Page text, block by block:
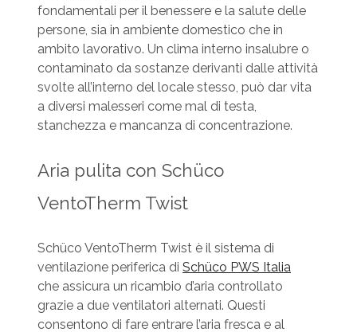
fondamentali per il benessere e la salute delle
persone, sia in ambiente domestico che in
ambito lavorativo. Un clima interno insalubre o
contaminato da sostanze derivanti dalle attività
svolte all’interno del locale stesso, può dar vita
a diversi malesseri come mal di testa,
stanchezza e mancanza di concentrazione.
Aria pulita con Schüco
VentoTherm Twist
Schüco VentoTherm Twist è il sistema di
ventilazione periferica di Schüco PWS Italia
che assicura un ricambio d’aria controllato
grazie a due ventilatori alternati. Questi
consentono di fare entrare l’aria fresca e al